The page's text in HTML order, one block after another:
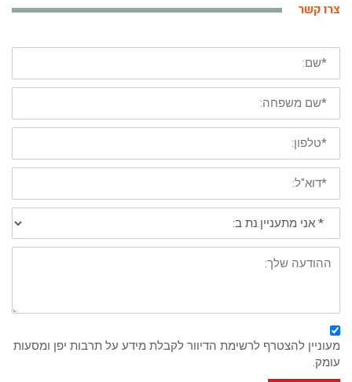
צרו קשר
*
שם
פרטי
*
שם
משפחה
*
טלפון
נייד
*
דוא"ל:
*
מתעניין/נת
ב:
פירוט:
מעוניין להצטרף לרשימת הדיוור לקבלת מידע על תרבות יפן ומסעות
עומק.